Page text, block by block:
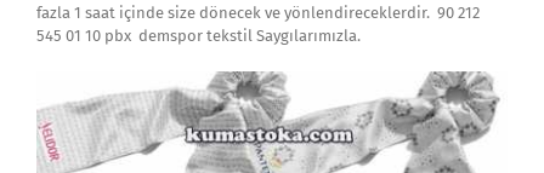
fazla 1 saat içinde size dönecek ve yönlendireceklerdir. 90 212
545 01 10 pbx demspor tekstil Saygılarımızla.